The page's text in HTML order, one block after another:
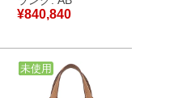
ット 19号 【中古】
中古品
¥840,840
中古
未使用